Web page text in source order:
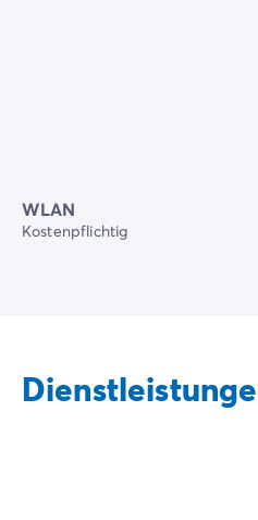
WLAN
Kostenpflichtig